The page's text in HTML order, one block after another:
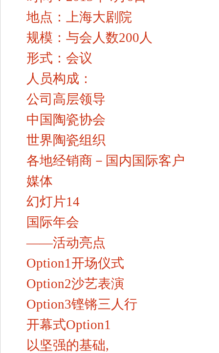
地点：上海大剧院
规模：与会人数200人
形式：会议
人员构成：
公司高层领导
中国陶瓷协会
世界陶瓷组织
各地经销商－国内国际客户
媒体
幻灯片14
国际年会
——活动亮点
Option1开场仪式
Option2沙艺表演
Option3铿锵三人行
开幕式Option1
以坚强的基础,